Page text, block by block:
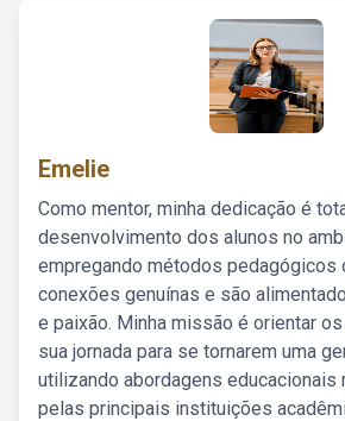
Emelie
Como mentor, minha dedicação é
desenvolvimento dos alunos no
empregando métodos pedagógicos
conexões genuínas e são
e paixão. Minha missão é orientar
sua jornada para se tornarem uma
utilizando abordagens educacionais
pelas principais instituições